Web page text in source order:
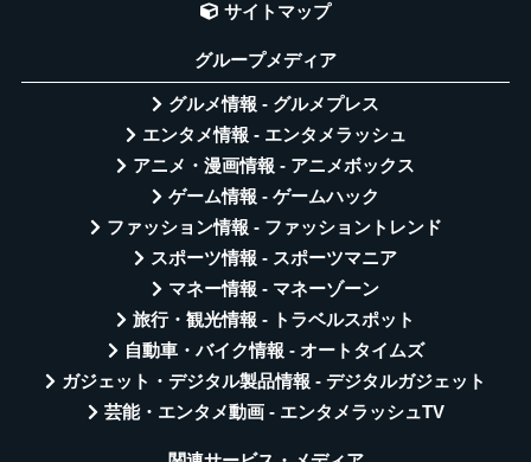
サイトマップ
グループメディア
グルメ情報 - グルメプレス
エンタメ情報 - エンタメラッシュ
アニメ・漫画情報 - アニメボックス
ゲーム情報 - ゲームハック
ファッション情報 - ファッショントレンド
スポーツ情報 - スポーツマニア
マネー情報 - マネーゾーン
旅行・観光情報 - トラベルスポット
自動車・バイク情報 - オートタイムズ
ガジェット・デジタル製品情報 - デジタルガジェット
芸能・エンタメ動画 - エンタメラッシュTV